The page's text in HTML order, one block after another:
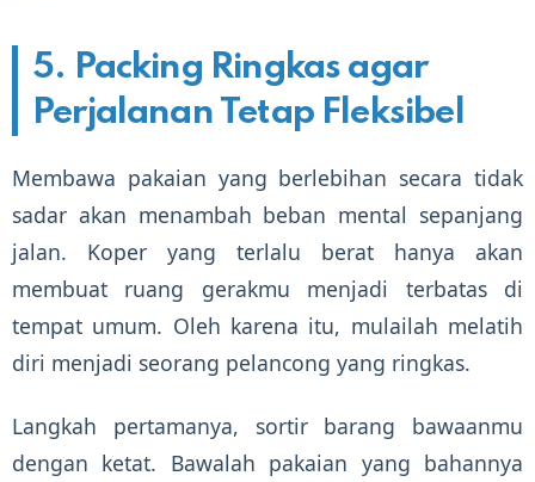
5. Packing Ringkas agar
Perjalanan Tetap Fleksibel
Membawa pakaian yang berlebihan secara tidak
sadar akan menambah beban mental sepanjang
jalan. Koper yang terlalu berat hanya akan
membuat ruang gerakmu menjadi terbatas di
tempat umum. Oleh karena itu, mulailah melatih
diri menjadi seorang pelancong yang ringkas.
Langkah pertamanya, sortir barang bawaanmu
dengan ketat. Bawalah pakaian yang bahannya